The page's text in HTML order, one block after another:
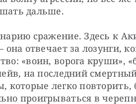
дальше.
сражение. Здесь к
она отвечает за лозунги,
«воин, ворога круши»,
на последний
которые легко повторить,
проигрываться в